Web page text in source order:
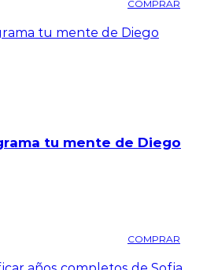
COMPRAR
tu mente de Diego
COMPRAR